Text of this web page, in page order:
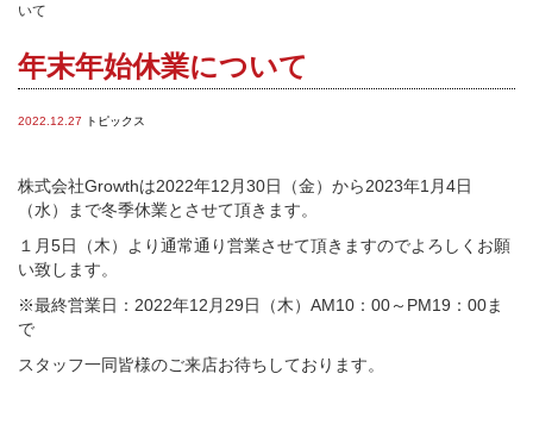
いて
年末年始休業について
2022.12.27 トピックス
株式会社Growthは2022年12月30日（金）から2023年1月4日
（水）まで冬季休業とさせて頂きます。
１月5日（木）より通常通り営業させて頂きますのでよろしくお願
い致します。
※最終営業日：2022年12月29日（木）AM10：00～PM19：00ま
で
スタッフ一同皆様のご来店お待ちしております。